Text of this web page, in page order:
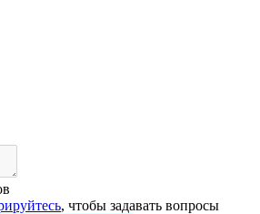
, чтобы задавать вопросы